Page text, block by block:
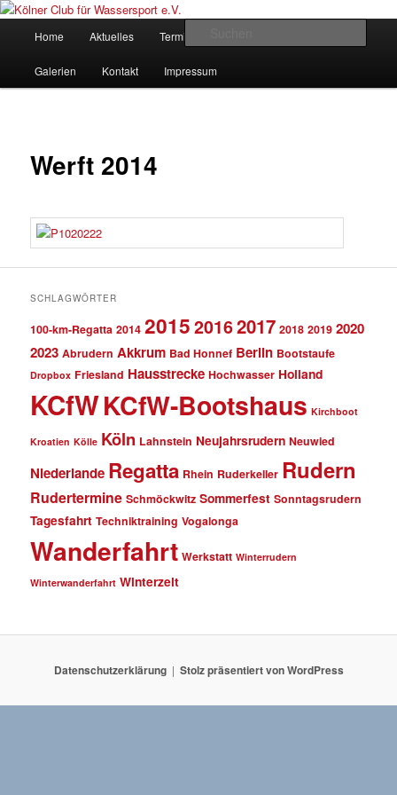
Zum
wechseln
Kölner Club für Wassersport e.V.
gegründet 1907
Home Aktuelles Termine
Galerien Kontakt Impressum
Werft 2014
SCHLAGWÖRTER
100-km-Regatta 2014 201520162017 2018 2019 2020
2023 Abrudern Akkrum Bad Honnef Berlin Bootstaufe
Dropbox Friesland Hausstrecke Hochwasser Holland
KCfWKCfW-Bootshaus Kirchboot
Kroatien Kölle Köln Lahnstein Neujahrsrudern Neuwied
Niederlande Regatta Rhein Ruderkeller Rudern
Rudertermine Schmöckwitz Sommerfest Sonntagsrudern
Tagesfahrt Techniktraining Vogalonga
Wanderfahrt Werkstatt Winterrudern
Winterwanderfahrt Winterzeit
Datenschutzerklärung Stolz präsentiert von WordPress